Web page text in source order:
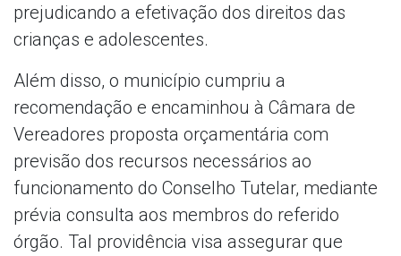
prejudicando a efetivação dos direitos das
crianças e adolescentes.
Além disso, o município cumpriu a
recomendação e encaminhou à Câmara de
Vereadores proposta orçamentária com
previsão dos recursos necessários ao
funcionamento do Conselho Tutelar, mediante
prévia consulta aos membros do referido
órgão. Tal providência visa assegurar que